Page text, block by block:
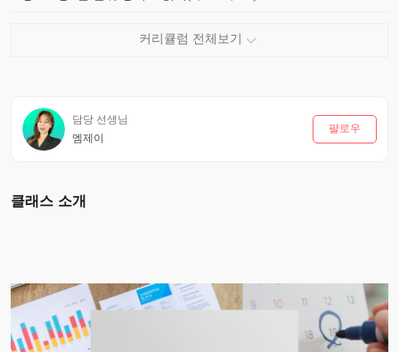
담당 선생님
엠제이
팔로우
클래스 소개